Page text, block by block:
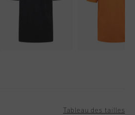
Tableau des tailles